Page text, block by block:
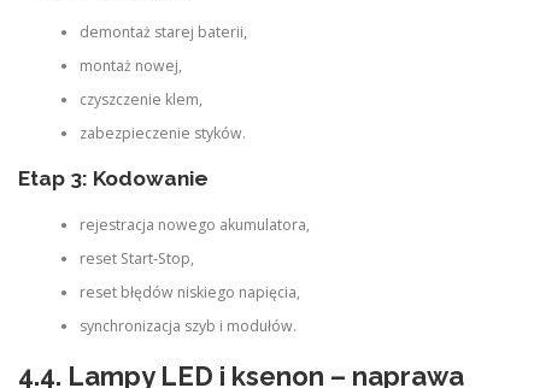
demontaż starej baterii,
montaż nowej,
czyszczenie klem,
zabezpieczenie styków.
Etap 3: Kodowanie
rejestracja nowego akumulatora,
reset Start‑Stop,
reset błędów niskiego napięcia,
synchronizacja szyb i modułów.
4.4. Lampy LED i ksenon – naprawa